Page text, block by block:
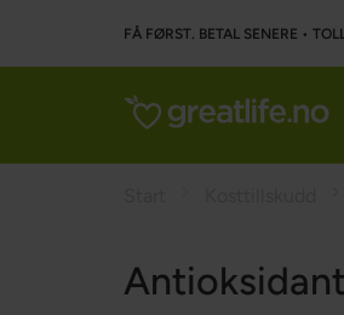
FÅ FØRST. BETAL SENERE •